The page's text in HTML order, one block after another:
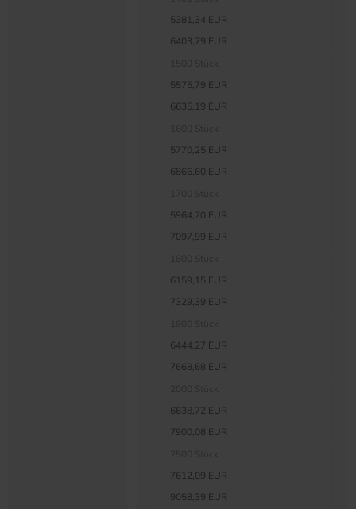
5381,34 EUR
6403,79 EUR
5575,79 EUR
6635,19 EUR
5770,25 EUR
6866,60 EUR
5964,70 EUR
7097,99 EUR
6159,15 EUR
7329,39 EUR
6444,27 EUR
7668,68 EUR
6638,72 EUR
7900,08 EUR
7612,09 EUR
9058,39 EUR